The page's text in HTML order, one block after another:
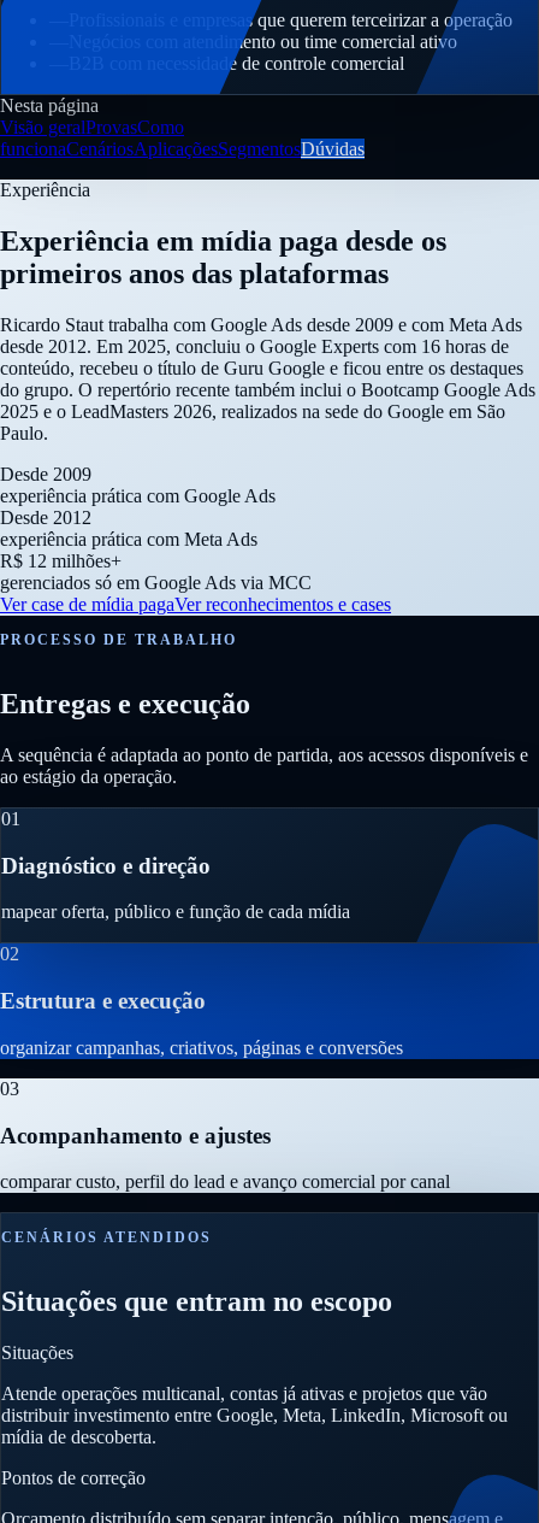
Profissionais e empresas que querem terceirizar a operação
Negócios com atendimento ou time comercial ativo
B2B com necessidade de controle comercial
Nesta página
Visão geralProvasComo
funcionaCenáriosAplicaçõesSegmentosDúvidas
Experiência
Experiência em mídia paga desde os
primeiros anos das plataformas
Ricardo Staut trabalha com Google Ads desde 2009 e com Meta Ads
desde 2012. Em 2025, concluiu o Google Experts com 16 horas de
conteúdo, recebeu o título de Guru Google e ficou entre os destaques
do grupo. O repertório recente também inclui o Bootcamp Google Ads
2025 e o LeadMasters 2026, realizados na sede do Google em São
Paulo.
Desde 2009
experiência prática com Google Ads
Desde 2012
experiência prática com Meta Ads
R$ 12 milhões+
gerenciados só em Google Ads via MCC
Ver case de mídia pagaVer reconhecimentos e cases
PROCESSO DE TRABALHO
Entregas e execução
A sequência é adaptada ao ponto de partida, aos acessos disponíveis e
ao estágio da operação.
01
Diagnóstico e direção
mapear oferta, público e função de cada mídia
02
Estrutura e execução
organizar campanhas, criativos, páginas e conversões
03
Acompanhamento e ajustes
comparar custo, perfil do lead e avanço comercial por canal
CENÁRIOS ATENDIDOS
Situações que entram no escopo
Situações
Atende operações multicanal, contas já ativas e projetos que vão
distribuir investimento entre Google, Meta, LinkedIn, Microsoft ou
mídia de descoberta.
Pontos de correção
Orçamento distribuído sem separar intenção, público, mensagem e